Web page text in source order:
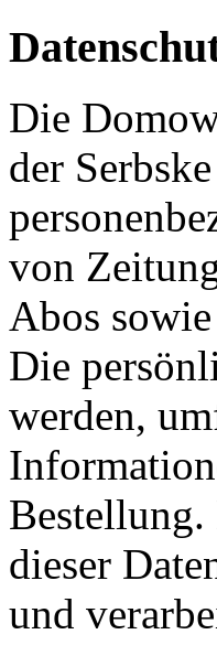
Die
der
von
Abos
Die
werden,
Bestellung.
dieser
und